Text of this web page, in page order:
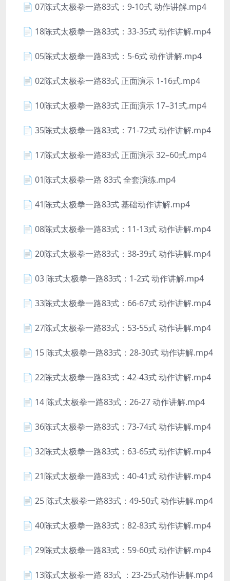
📄 07陈式太极拳一路83式：9-10式 动作讲解.mp4
📄 18陈式太极拳一路83式：33-35式 动作讲解.mp4
📄 05陈式太极拳一路83式：5-6式 动作讲解.mp4
📄 02陈式太极拳一路83式 正面演示 1-16式.mp4
📄 10陈式太极拳一路83式 正面演示 17–31式.mp4
📄 35陈式太极拳一路83式：71-72式 动作讲解.mp4
📄 17陈式太极拳一路83式 正面演示 32–60式.mp4
📄 01陈式太极拳一路 83式 全套演练.mp4
📄 41陈式太极拳一路83式 基础动作讲解.mp4
📄 08陈式太极拳一路83式：11-13式 动作讲解.mp4
📄 20陈式太极拳一路83式：38-39式 动作讲解.mp4
📄 03 陈式太极拳一路83式：1-2式 动作讲解.mp4
📄 33陈式太极拳一路83式：66-67式 动作讲解.mp4
📄 27陈式太极拳一路83式：53-55式 动作讲解.mp4
📄 15 陈式太极拳一路83式：28-30式 动作讲解.mp4
📄 22陈式太极拳一路83式：42-43式 动作讲解.mp4
📄 14 陈式太极拳一路83式：26-27 动作讲解.mp4
📄 36陈式太极拳一路83式：73-74式 动作讲解.mp4
📄 32陈式太极拳一路83式：63-65式 动作讲解.mp4
📄 21陈式太极拳一路83式：40-41式 动作讲解.mp4
📄 25 陈式太极拳一路83式：49-50式 动作讲解.mp4
📄 40陈式太极拳一路83式：82-83式 动作讲解.mp4
📄 29陈式太极拳一路83式：59-60式 动作讲解.mp4
📄 13陈式太极拳一路 83式 ：23-25式动作讲解.mp4